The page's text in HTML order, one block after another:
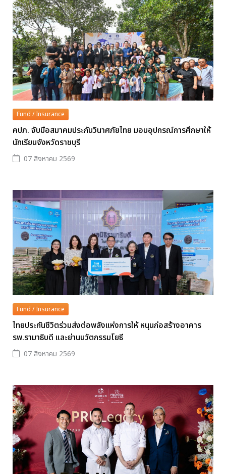
Fund / Insurance
คปภ. จับมือสมาคมประกันวินาศภัยไทย มอบอุปกรณ์การศึกษาให้
นักเรียนจังหวัดราชบุรี
07 สิงหาคม 2569
Fund / Insurance
ไทยประกันชีวิตร่วมส่งต่อพลังแห่งการให้ หนุนก่อสร้างอาคาร
รพ.รามาธิบดี และย่านนวัตกรรมโยธี
07 สิงหาคม 2569